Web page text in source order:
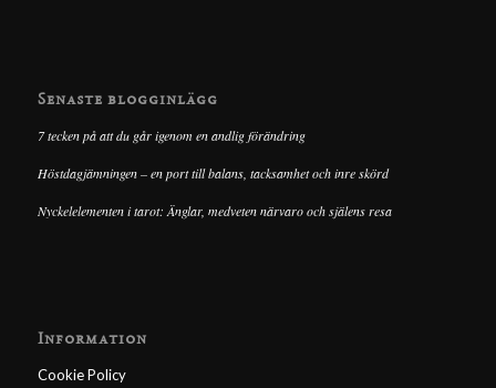
Senaste blogginlägg
7 tecken på att du går igenom en andlig förändring
Höstdagjämningen – en port till balans, tacksamhet och inre skörd
Nyckelelementen i tarot: Änglar, medveten närvaro och själens resa
Information
Cookie Policy